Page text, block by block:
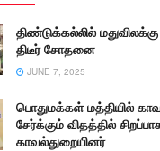
திண்டுக்கல்லில்
திடீர் சோதனை
JUNE 7, 2025
பொதுமக்கள் மத்தியில்
சேர்க்கும் விதத்தில்
காவல்துறையினர்